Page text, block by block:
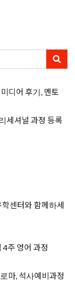
디어 후기, 멘토
세셔널 과정 등록
센터와 함께하세
주 영어 과정
마, 석사예비과정